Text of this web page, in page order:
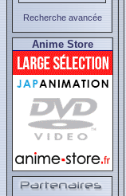
Recherche avancée
Anime Store